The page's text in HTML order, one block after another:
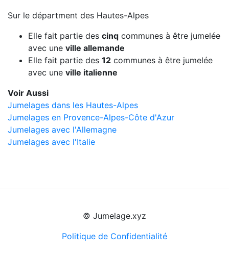
Sur le départment des Hautes-Alpes
Elle fait partie des cinq communes à être jumelée
avec une ville allemande
Elle fait partie des 12 communes à être jumelée
avec une ville italienne
Voir Aussi
Jumelages dans les Hautes-Alpes
Jumelages en Provence-Alpes-Côte d'Azur
Jumelages avec l'Allemagne
Jumelages avec l'Italie
© Jumelage.xyz
Politique de Confidentialité